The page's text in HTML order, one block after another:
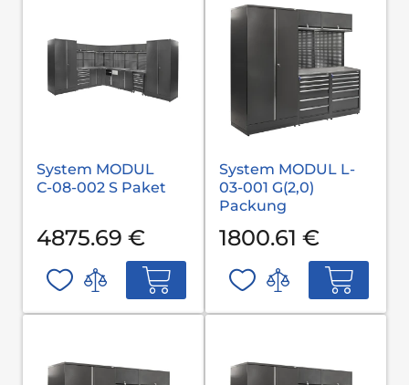
System MODUL
С-08-002 S Paket
4875.69 €
System MODUL L-
03-001 G(2,0)
Packung
1800.61 €